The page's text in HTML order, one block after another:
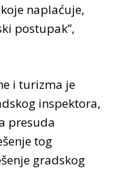
naplaćuje,
postupak”,
i turizma je
inspektora,
presuda
tog
gradskog